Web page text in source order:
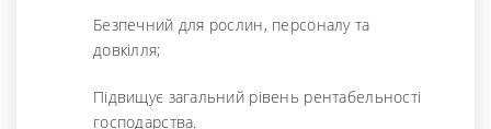
Безпечний для рослин, персоналу та
довкілля;
Підвищує загальний рівень рентабельності
господарства.